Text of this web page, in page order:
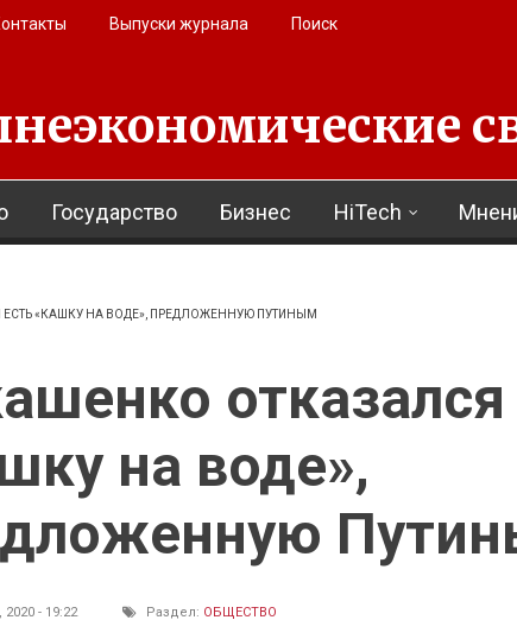
Выпуски журнала Поиск
Государство Бизнес HiTech
«КАШКУ НА ВОДЕ», ПРЕДЛОЖЕННУЮ ПУТИНЫМ
отказался
на воде»,
- 19:22 Раздел: ОБЩЕСТВО